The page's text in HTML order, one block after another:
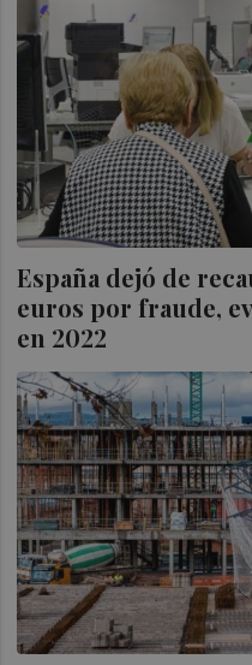
España dejó de
euros por fraude,
en 2022